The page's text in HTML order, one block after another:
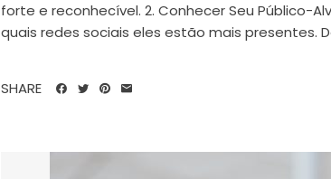
forte e reconhecível. 2. Conhecer Seu Público-
quais redes sociais eles estão mais presentes.
SHARE